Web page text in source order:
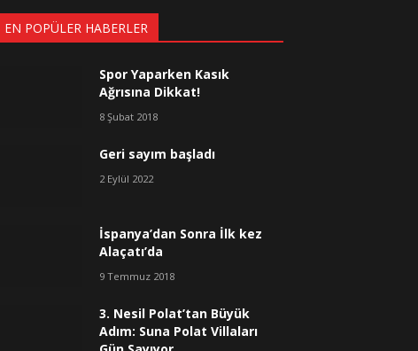
EN POPÜLER HABERLER
Spor Yaparken Kasık
Ağrısına Dikkat!
8 Şubat 2018
Geri sayım başladı
2 Eylül 2022
İspanya’dan Sonra İlk kez
Alaçatı’da
9 Temmuz 2018
3. Nesil Polat’tan Büyük
Adım: Suna Polat Villaları